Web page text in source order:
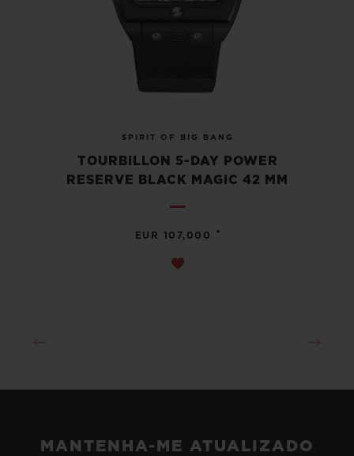
SPIRIT OF BIG BANG
TOURBILLON 5-DAY POWER
RESERVE BLACK MAGIC 42 MM
EUR 107,000 •
MANTENHA-ME ATUALIZADO